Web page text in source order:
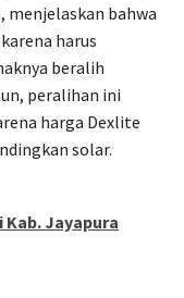
menjelaskan bahwa
harus
beralih
peralihan ini
harga Dexlite
solar.
Kab. Jayapura